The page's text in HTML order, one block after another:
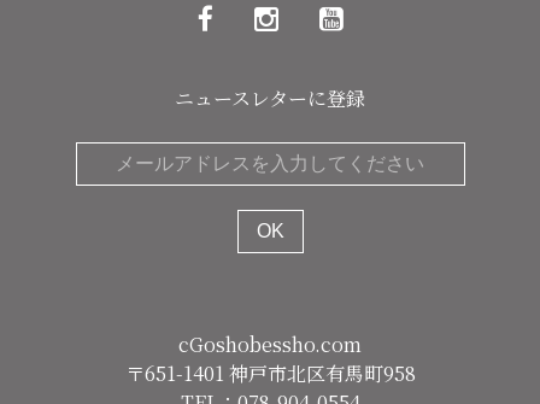
ニュースレターに登録
cGoshobessho.com
〒651-1401 神戸市北区有馬町958